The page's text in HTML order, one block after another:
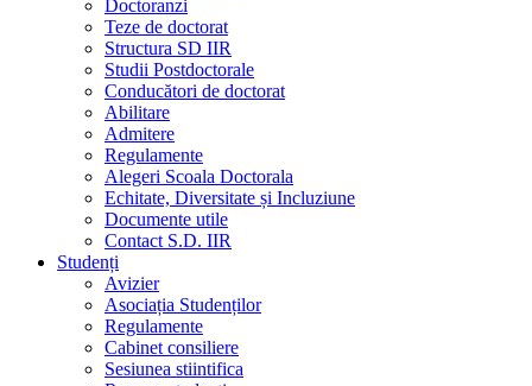
Doctoranzi
Teze de doctorat
Structura SD IIR
Studii Postdoctorale
Conducători de doctorat
Abilitare
Admitere
Regulamente
Alegeri Scoala Doctorala
Echitate, Diversitate și Incluziune
Documente utile
Contact S.D. IIR
Studenți
Avizier
Asociația Studenților
Regulamente
Cabinet consiliere
Sesiunea stiintifica